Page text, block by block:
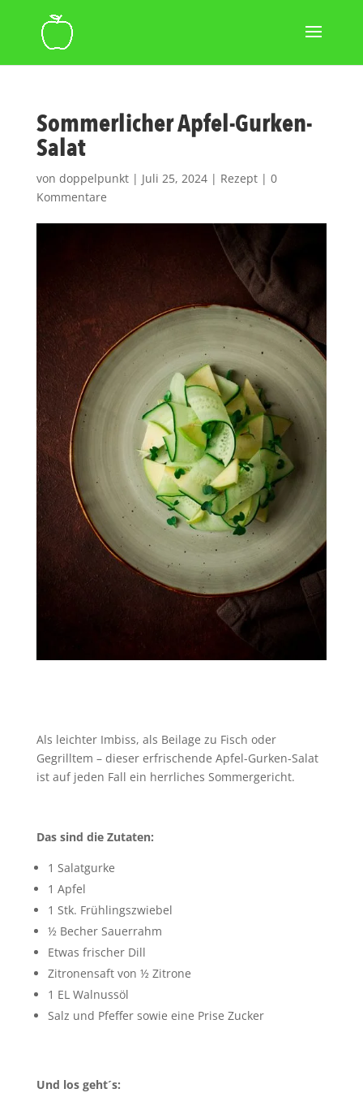
Sommerlicher Apfel-Gurken-
Salat
von doppelpunkt| Juli 25, 2024| Rezept| 0
Kommentare
Als leichter Imbiss, als Beilage zu Fisch oder
Gegrilltem – dieser erfrischende Apfel-Gurken-Salat
ist auf jeden Fall ein herrliches Sommergericht.
Das sind die Zutaten:
1 Salatgurke
1 Apfel
1 Stk. Frühlingszwiebel
½ Becher Sauerrahm
Etwas frischer Dill
Zitronensaft von ½ Zitrone
1 EL Walnussöl
Salz und Pfeffer sowie eine Prise Zucker
Und los geht´s: